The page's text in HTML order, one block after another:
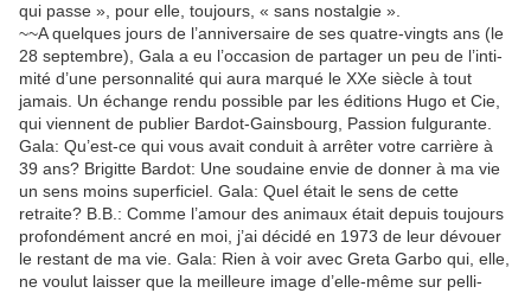
qui passe », pour elle, toujours, « sans nostal­gie ».
~~A quelques jours de l’an­ni­ver­saire de ses quatre-vingts ans (le
28 septembre), Gala a eu l’oc­ca­sion de parta­ger un peu de l’in­ti­
mité d’une person­na­lité qui aura marqué le XXe siècle à tout
jamais. Un échange rendu possible par les éditions Hugo et Cie,
qui viennent de publier Bardot-Gains­bourg, Passion fulgu­rante.
Gala: Qu’est-ce qui vous avait conduit à arrê­ter votre carrière à
39 ans? Brigitte Bardot: Une soudaine envie de donner à ma vie
un sens moins super­fi­ciel. Gala: Quel était le sens de cette
retraite? B.B.: Comme l’amour des animaux était depuis toujours
profon­dé­ment ancré en moi, j’ai décidé en 1973 de leur dévouer
le restant de ma vie. Gala: Rien à voir avec Greta Garbo qui, elle,
ne voulut lais­ser que la meilleure image d’elle-même sur pelli­